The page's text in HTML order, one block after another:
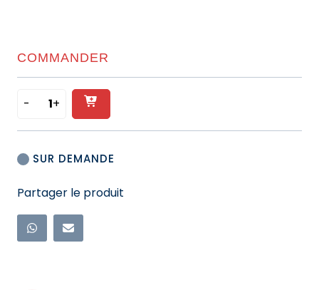
COMMANDER
- quantité
de
MODULAIRE
2P
-
25A
+
Ajouter
au
panier
SUR DEMANDE
Partager le produit